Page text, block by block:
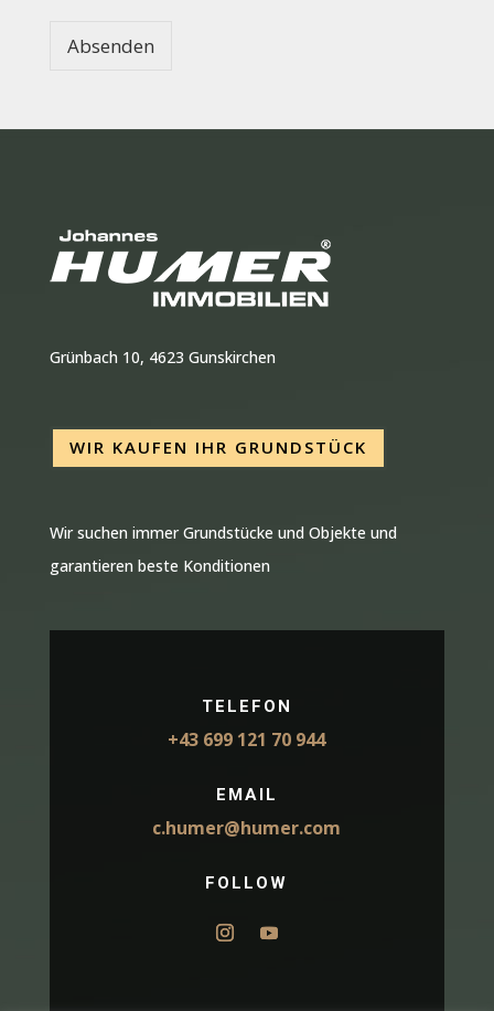
Absenden
Grünbach 10, 4623 Gunskirchen
WIR KAUFEN IHR GRUNDSTÜCK
Wir suchen immer Grundstücke und Objekte und
garantieren beste Konditionen
TELEFON
+43 699 121 70 944
EMAIL
c.humer@humer.com
FOLLOW